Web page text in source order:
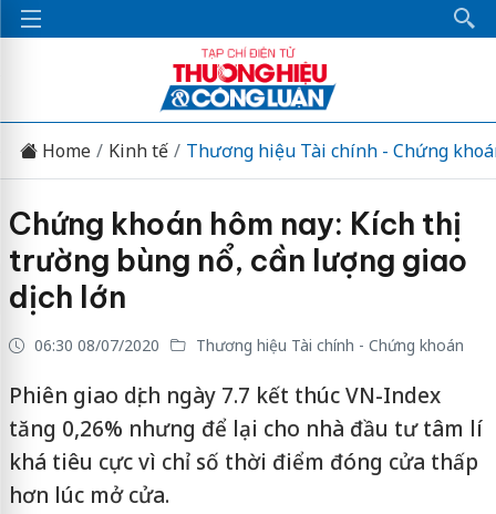
Home Kinh tế Thương hiệu Tài chính - Chứng
Chứng khoán hôm nay: Kích thị
trường bùng nổ, cần lượng giao
dịch lớn
06:30 08/07/2020 Thương hiệu Tài chính - Chứng khoán
Phiên giao dịch ngày 7.7 kết thúc VN-Index
tăng 0,26% nhưng để lại cho nhà đầu tư tâm lí
khá tiêu cực vì chỉ số thời điểm đóng cửa thấp
hơn lúc mở cửa.